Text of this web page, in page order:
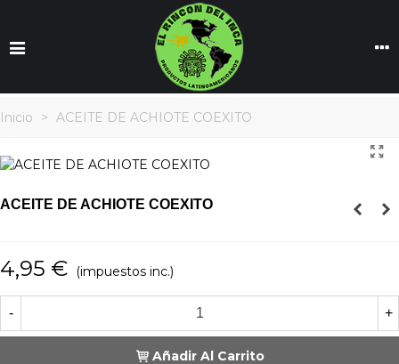
Inicio > ACEITE DE ACHIOTE COEXITO
ACEITE DE ACHIOTE COEXITO
4,95 € (impuestos inc.)
- +
Añadir Al Carrito